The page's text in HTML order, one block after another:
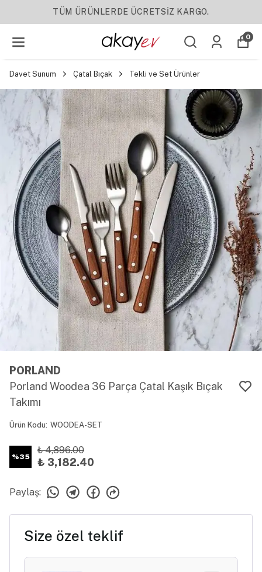
YENI SEZON ÜRÜNLER
0
Davet Sunum Çatal Bıçak Tekli ve Set Ürünler
PORLAND
Porland Woodea 36 Parça Çatal Kaşık Bıçak
Takımı
Ürün Kodu: WOODEA-SET
%35
₺ 4,896.00
₺ 3,182.40
Paylaş:
Size özel teklif